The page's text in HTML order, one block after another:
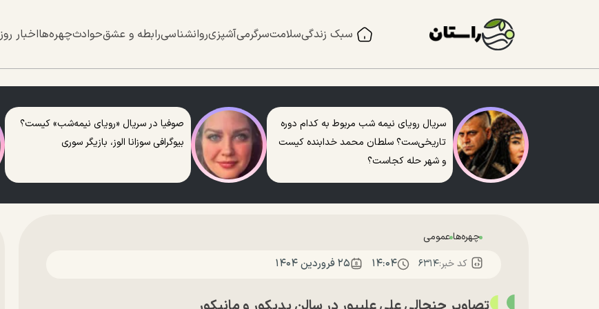
سبک زندگیسلامتسرگرمیآشپزیروانشناسیرابطه و عشقحوادثچهره‌هااخبار روز
سریال رویای نیمه شب مربوط به کدام دوره
تاریخی‌ست؟ سلطان محمد خدابنده کیست
و شهر حله کجاست؟
صوفیا در سریال «رویای نیمه‌شب» کیست؟
بیوگرافی سوزانا الوز، بازیگر سوری
چهره‌هاعمومی
کد خبر:۶۳۱۴ ۱۴:۰۴ ۲۵ فروردين ۱۴۰۴